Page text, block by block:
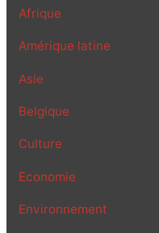
Afrique
Amérique latine
Asie
Belgique
Culture
Economie
Environnement